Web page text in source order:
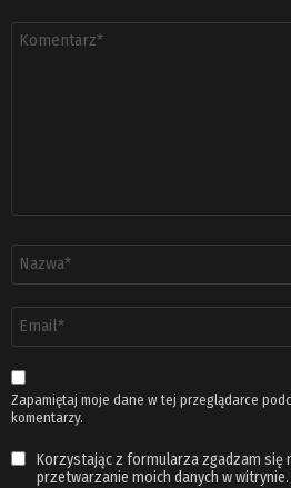
email
*
Zapamiętaj moje dane w tej przeglądarce
komentarzy.
Korzystając z formularza zgadzam się
przetwarzanie moich danych w witrynie.